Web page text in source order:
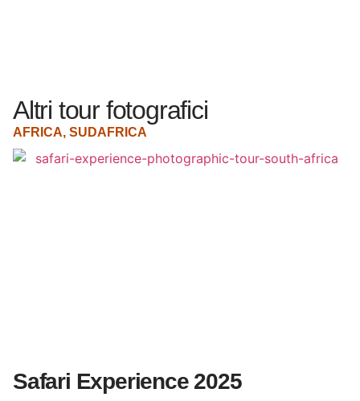
Altri tour fotografici
AFRICA, SUDAFRICA
Safari Experience 2025